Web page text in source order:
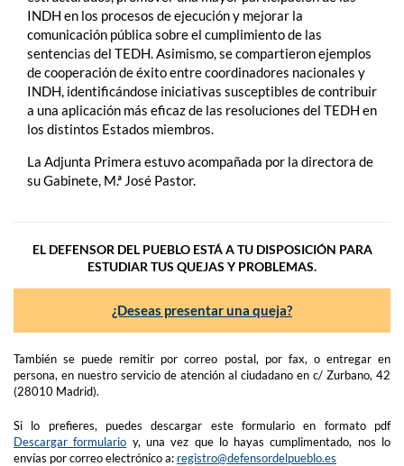
INDH en los procesos de ejecución y mejorar la
comunicación pública sobre el cumplimiento de las
sentencias del TEDH. Asimismo, se compartieron ejemplos
de cooperación de éxito entre coordinadores nacionales y
INDH, identificándose iniciativas susceptibles de contribuir
a una aplicación más eficaz de las resoluciones del TEDH en
los distintos Estados miembros.
La Adjunta Primera estuvo acompañada por la directora de
su Gabinete, M.ª José Pastor.
EL DEFENSOR DEL PUEBLO ESTÁ A TU DISPOSICIÓN PARA
ESTUDIAR TUS QUEJAS Y PROBLEMAS.
¿Deseas presentar una queja?
También se puede remitir por correo postal, por fax, o entregar en
persona, en nuestro servicio de atención al ciudadano en c/ Zurbano, 42
(28010 Madrid).
Si lo prefieres, puedes descargar este formulario en formato pdf
Descargar formulario y, una vez que lo hayas cumplimentado, nos lo
envías por correo electrónico a: registro@defensordelpueblo.es